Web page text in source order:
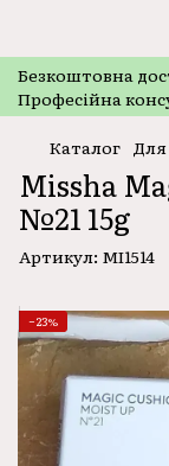
Безкоштовнa
Професійна
Каталог Для
Missha
№21 15g
Артикул: MI1514
−23%